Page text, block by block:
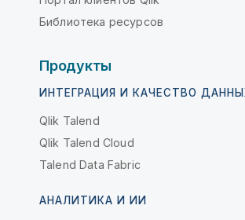
Библиотека ресурсов
Продукты
ИНТЕГРАЦИЯ И КАЧЕСТВО
Qlik Talend
Qlik Talend Cloud
Talend Data Fabric
АНАЛИТИКА И ИИ